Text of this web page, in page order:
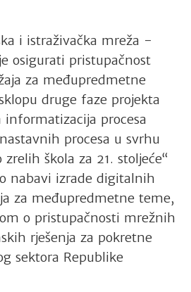
i istraživačka mreža -
osigurati pristupačnost
za međupredmetne
druge faze projekta
informatizacija procesa
procesa u svrhu
škola za 21. stoljeće“
nabavi izrade digitalnih
za međupredmetne teme,
o pristupačnosti mrežnih
rješenja za pokretne
sektora Republike